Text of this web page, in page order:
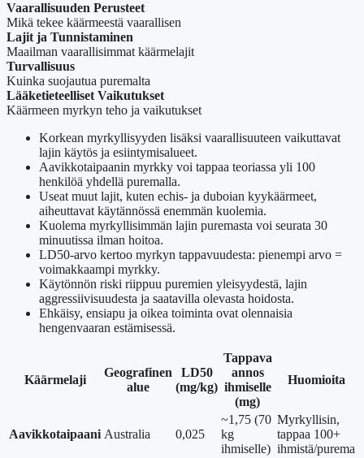
Vaarallisuuden Perusteet
Mikä tekee käärmeestä vaarallisen
Lajit ja Tunnistaminen
Maailman vaarallisimmat käärmelajit
Turvallisuus
Kuinka suojautua puremalta
Lääketieteelliset Vaikutukset
Käärmeen myrkyn teho ja vaikutukset
Korkean myrkyllisyyden lisäksi vaarallisuuteen vaikuttavat
lajin käytös ja esiintymisalueet.
Aavikkotaipaanin myrkky voi tappaa teoriassa yli 100
henkilöä yhdellä puremalla.
Useat muut lajit, kuten echis- ja duboian kyykäärmeet,
aiheuttavat käytännössä enemmän kuolemia.
Kuolema myrkyllisimmän lajin puremasta voi seurata 30
minuutissa ilman hoitoa.
LD50-arvo kertoo myrkyn tappavuudesta: pienempi arvo =
voimakkaampi myrkky.
Käytönnön riski riippuu puremien yleisyydestä, lajin
aggressiivisuudesta ja saatavilla olevasta hoidosta.
Ehkäisy, ensiapu ja oikea toiminta ovat olennaisia
hengenvaaran estämisessä.
Käärmelaji
Geografinen
alue
LD50
(mg/kg)
Tappava
annos
ihmiselle
(mg)
Huomioita
Aavikkotaipaani Australia 0,025
~1,75 (70
kg
ihmiselle)
Myrkyllisin,
tappaa 100+
ihmistä/purema